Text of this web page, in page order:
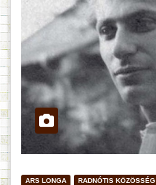
ARS LONGA RADNÓTIS KÖZÖSSÉG